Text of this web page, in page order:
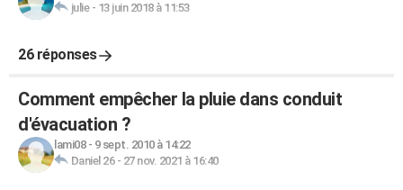
julie- 13 juin 2018 à 11:53
26 réponses
Comment empêcher la pluie dans conduit
d'évacuation ?
lami08- 9 sept. 2010 à 14:22
Daniel 26- 27 nov. 2021 à 16:40